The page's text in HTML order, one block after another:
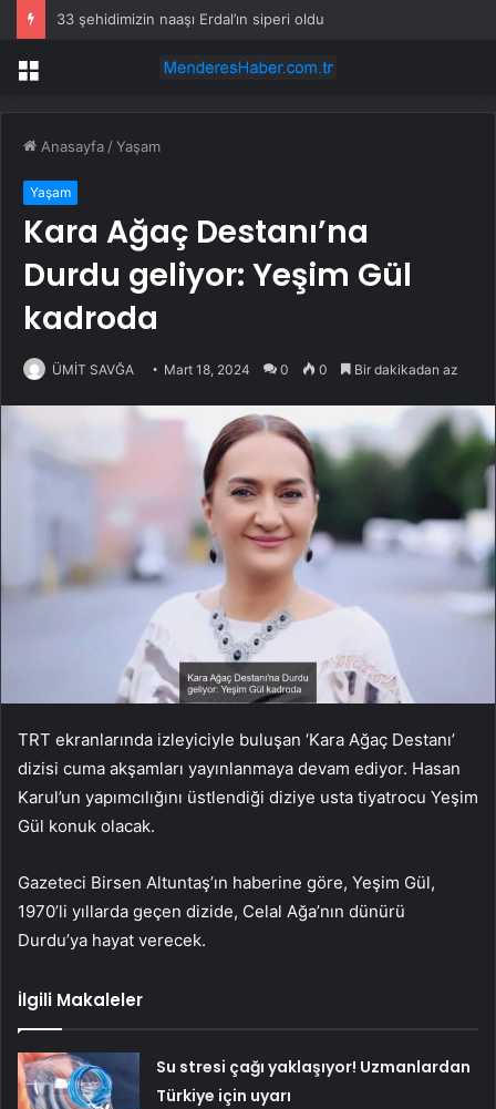
33 şehidimizin naaşı Erdal’ın siperi oldu
Menü
Anasayfa /Yaşam
Yaşam
Kara Ağaç Destanı’na
Durdu geliyor: Yeşim Gül
kadroda
ÜMİT SAVĞA Mart 18, 2024 0 0 Bir dakikadan az
TRT ekranlarında izleyiciyle buluşan ‘Kara Ağaç Destanı’
dizisi cuma akşamları yayınlanmaya devam ediyor. Hasan
Karul’un yapımcılığını üstlendiği diziye usta tiyatrocu Yeşim
Gül konuk olacak.
Gazeteci Birsen Altuntaş’ın haberine göre, Yeşim Gül,
1970’li yıllarda geçen dizide, Celal Ağa’nın dünürü
Durdu’ya hayat verecek.
İlgili Makaleler
Su stresi çağı yaklaşıyor! Uzmanlardan
Türkiye için uyarı